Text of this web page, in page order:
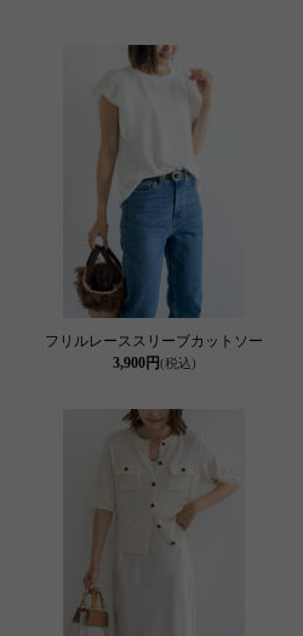
フリルレーススリーブカットソー
3,900円(税込)